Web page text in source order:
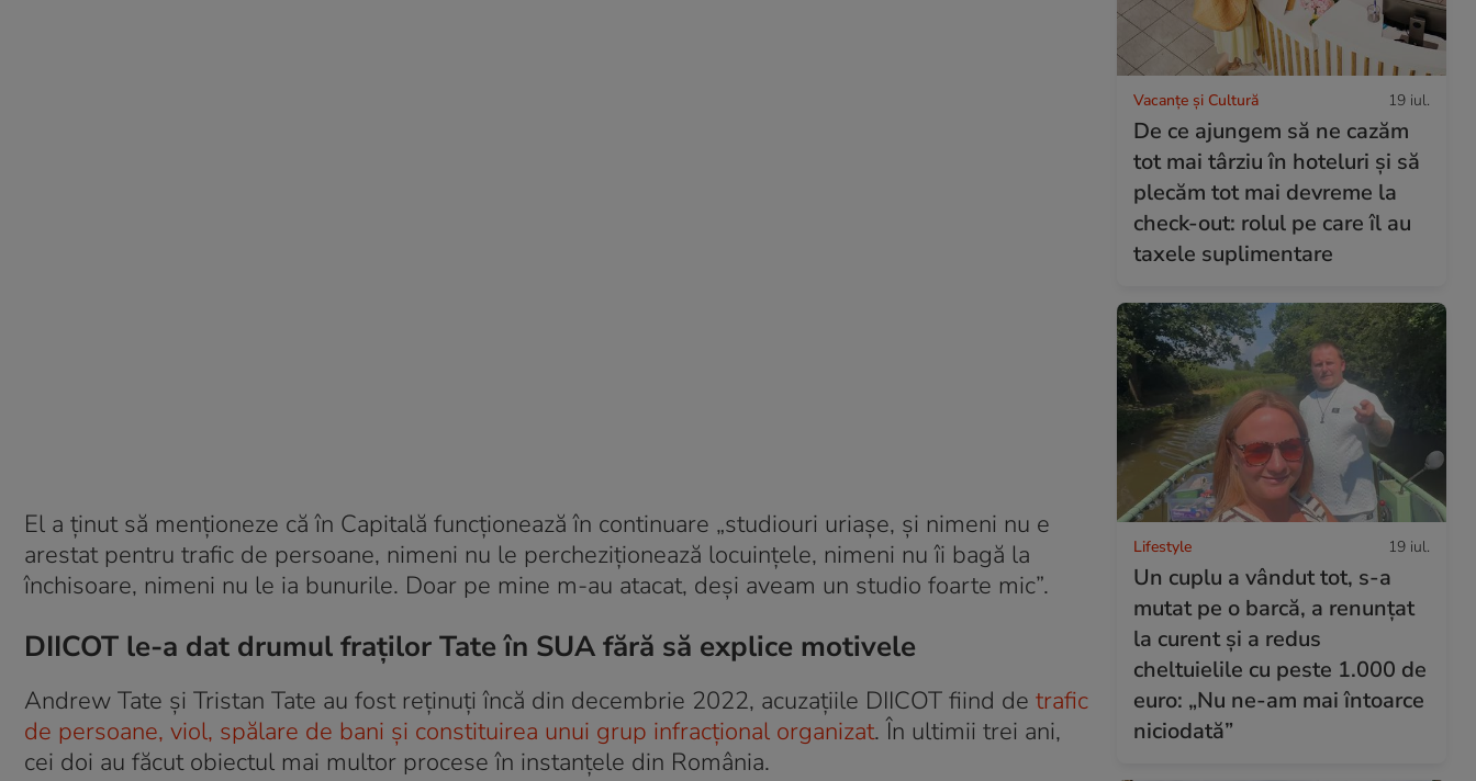
El a ținut să menționeze că în Capitală funcționează în continuare „studiouri uriașe, și nimeni nu e
arestat pentru trafic de persoane, nimeni nu le percheziționează locuinţele, nimeni nu îi bagă la
închisoare, nimeni nu le ia bunurile. Doar pe mine m-au atacat, deși aveam un studio foarte mic”.
DIICOT le-a dat drumul fraților Tate în SUA fără să explice motivele
Andrew Tate și Tristan Tate au fost reținuți încă din decembrie 2022, acuzațiile DIICOT fiind de trafic
de persoane, viol, spălare de bani și constituirea unui grup infracțional organizat. În ultimii trei ani,
cei doi au făcut obiectul mai multor procese în instanțele din România.
Vacanțe și Cultură 19 iul.
De ce ajungem să ne cazăm
tot mai târziu în hoteluri și să
plecăm tot mai devreme la
check-out: rolul pe care îl au
taxele suplimentare
Lifestyle 19 iul.
Un cuplu a vândut tot, s-a
mutat pe o barcă, a renunțat
la curent și a redus
cheltuielile cu peste 1.000 de
euro: „Nu ne-am mai întoarce
niciodată”